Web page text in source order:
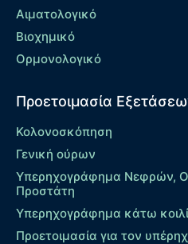
Αιματολογικό
Βιοχημικό
Ορμονολογικό
Προετοιμασία
Κολονοσκόπηση
Γενική ούρων
Υπερηχογράφημα Νεφρών,
Προστάτη
Υπερηχογράφημα κάτω
Προετοιμασία για τον